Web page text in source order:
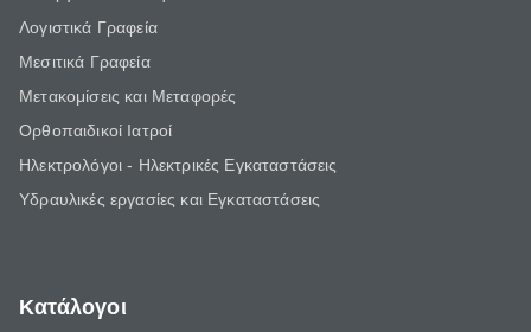
Λογιστικά Γραφεία
Μεσιτικά Γραφεία
Μετακομίσεις και Μεταφορές
Ορθοπαιδικοί Ιατροί
Ηλεκτρολόγοι - Ηλεκτρικές Εγκαταστάσεις
Υδραυλικές εργασίες και Εγκαταστάσεις
Κατάλογοι